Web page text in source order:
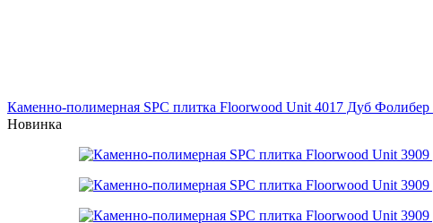
Каменно-полимерная SPC плитка Floorwood Unit 4017 Дуб Фолибер
Новинка